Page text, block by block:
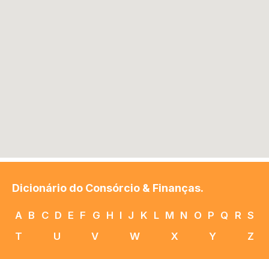
Dicionário do Consórcio & Finanças.
A B C D E F G H I J K L M N O P Q R S
T
U V W X Y Z